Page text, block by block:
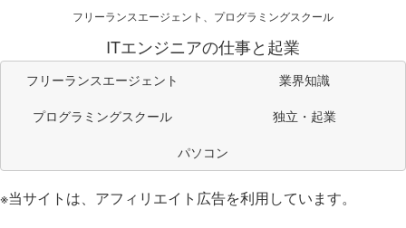
フリーランスエージェント、プログラミングスクール
ITエンジニアの仕事と起業
フリーランスエージェント
業界知識
プログラミングスクール
独立・起業
パソコン
※当サイトは、アフィリエイト広告を利用しています。